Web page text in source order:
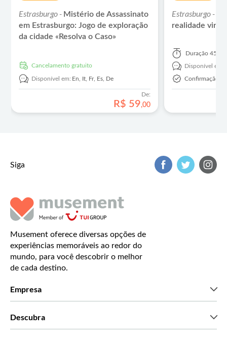
Estrasburgo - Mistério de Assassinato
em Estrasburgo: Jogo de exploração
da cidade «Resolva o Caso»
Cancelamento gratuito
Disponível em: En, It, Fr, Es, De
De:
R$ 59,00
Estrasburgo -
realidade
Duração 45
Disponível em:
Confirmação
Siga
Musement oferece diversas opções de
experiências memoráveis ao redor do
mundo, para você descobrir o melhor
de cada destino.
Empresa
Descubra